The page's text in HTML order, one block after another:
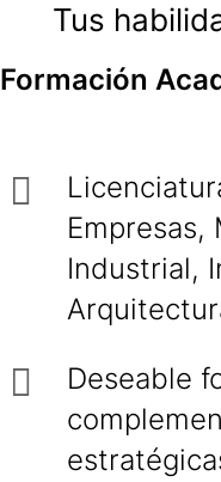
Tus
Formación
Empresas,
Industrial,
Deseable